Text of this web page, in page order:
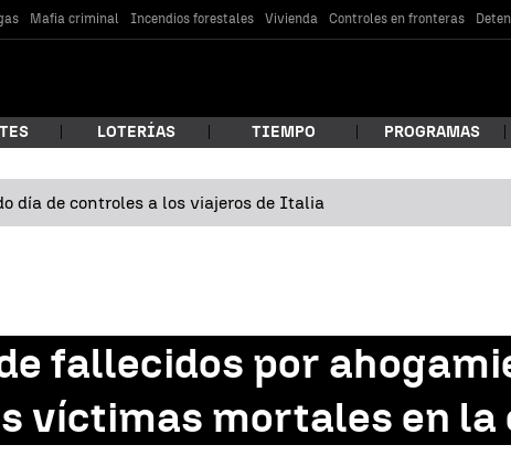
Mafia criminal Incendios forestales Vivienda Controles en fronteras
LOTERÍAS TIEMPO PROGRAMAS
día de controles a los viajeros de Italia
fallecidos por
víctimas mortales en